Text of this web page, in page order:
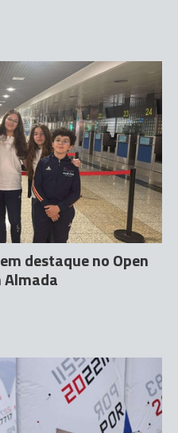
destaque no Open
Almada